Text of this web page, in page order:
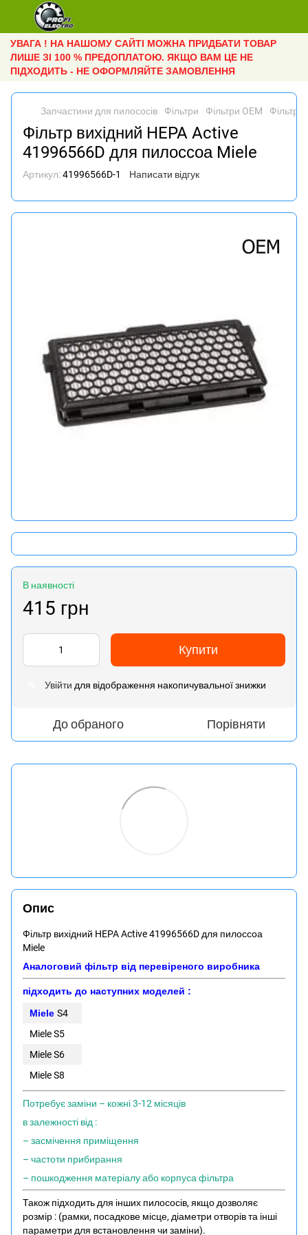
УВАГА ! НА НАШОМУ САЙТІ МОЖНА ПРИДБАТИ ТОВАР
ЛИШЕ ЗІ 100 % ПРЕДОПЛАТОЮ. ЯКЩО ВАМ ЦЕ НЕ
ПІДХОДИТЬ - НЕ ОФОРМЛЯЙТЕ ЗАМОВЛЕННЯ
Запчастини для пилососів Фільтри Фільтри OEM Фільтр
Фільтр вихідний HEPA Active
41996566D для пилоссоа Miele
Артикул:41996566D-1 Написати відгук
В наявності
415 грн
Купити
Увійти для відображення накопичувальної знижки
До обраного Порівняти
Опис
Фільтр вихідний HEPA Active 41996566D для пилоссоа
Miele
Аналоговий фільтр від перевіреного виробника
підходить до наступних моделей :
Miele S4
Miele S5
Miele S6
Miele S8
Потребує заміни – кожні 3-12 місяців
в залежності від :
– засмічення приміщення
– частоти прибирання
– пошкодження матеріалу або корпуса фільтра
Також підходить для інших пилососів, якщо дозволяє
розмір : (рамки, посадкове місце, діаметри отворів та інші
параметри для встановлення чи заміни).